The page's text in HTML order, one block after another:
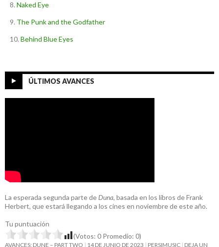
Naked Eye
The Punk and the Godfather
Behind Blue Eyes
ÚLTIMOS AVANCES
La esperada segunda parte de Duna, basada en los libros de Frank
Herbert, que estará llegando a los cines en noviembre de este año.
Tu puntuación
(Votos: 0 Promedio: 0)
AVANCES: DUNE – PART TWO 14 DE JUNIO DE 2023 PERSIMUSIC DEJA UN